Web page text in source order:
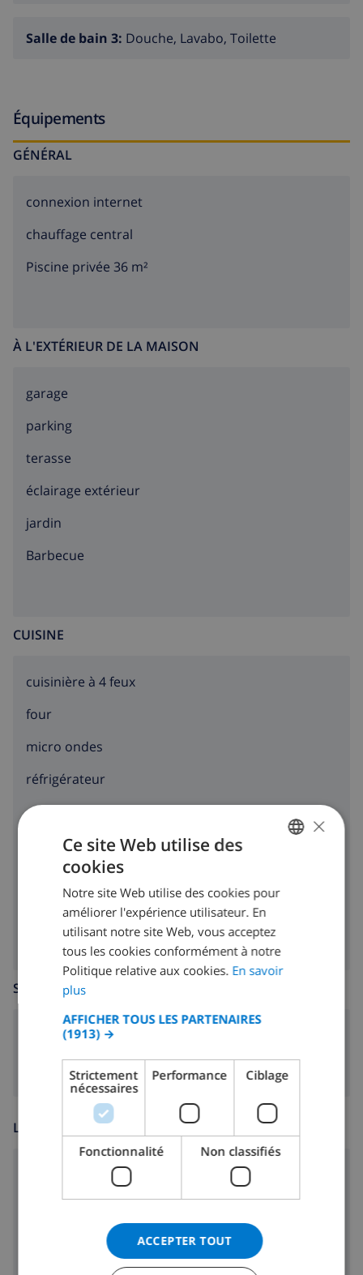
Salle de bain 3: Douche, Lavabo, Toilette
Équipements
GÉNÉRAL
connexion internet
chauffage central
Piscine privée 36 m²
À L'EXTÉRIEUR DE LA MAISON
garage
parking
terasse
éclairage extérieur
jardin
barbecue
CUISINE
cuisinière à 4 feux
four
micro ondes
réfrigérateur
congélateur
toaster
lave-vaisselle
machine à laver
SALLE DE SÉJOUR
poêle (bois)
LOISIR
Télévision satellite
DUTCH
SPANISH
GERMAN
DANISH
×
Ce site Web utilise des
cookies
Notre site Web utilise des cookies pour
améliorer l'expérience utilisateur. En
utilisant notre site Web, vous acceptez
tous les cookies conformément à notre
Politique relative aux cookies. En savoir
plus
AFFICHER TOUS LES PARTENAIRES
(1913) →
Strictement
nécessaires
Performance Ciblage
Fonctionnalité Non classifiés
ACCEPTER TOUT